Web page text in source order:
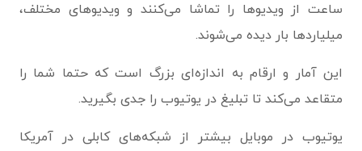
ساعت از ویدیوها را تماشا می‌کنند و ویدیوهای مختلف،
میلیاردها بار دیده می‌شوند.
این آمار و ارقام به اندازه‌ای بزرگ است که حتما شما را
متقاعد می‌کند تا تبلیغ در یوتیوب را جدی بگیرید.
یوتیوب در موبایل بیشتر از شبکه‌های کابلی در آمریکا